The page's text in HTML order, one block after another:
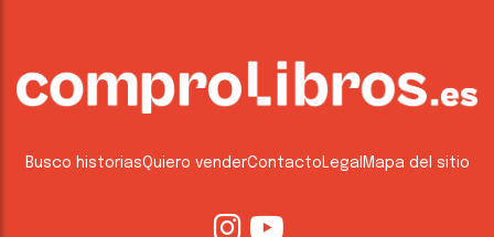
Busco historiasQuiero venderContacto Legal Mapa del sitio